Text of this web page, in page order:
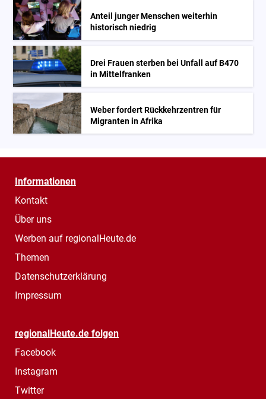
Anteil junger Menschen weiterhin
historisch niedrig
Drei Frauen sterben bei Unfall auf B470
in Mittelfranken
Weber fordert Rückkehrzentren für
Migranten in Afrika
Informationen
Kontakt
Über uns
Werben auf regionalHeute.de
Themen
Datenschutzerklärung
Impressum
regionalHeute.de folgen
Facebook
Instagram
Twitter